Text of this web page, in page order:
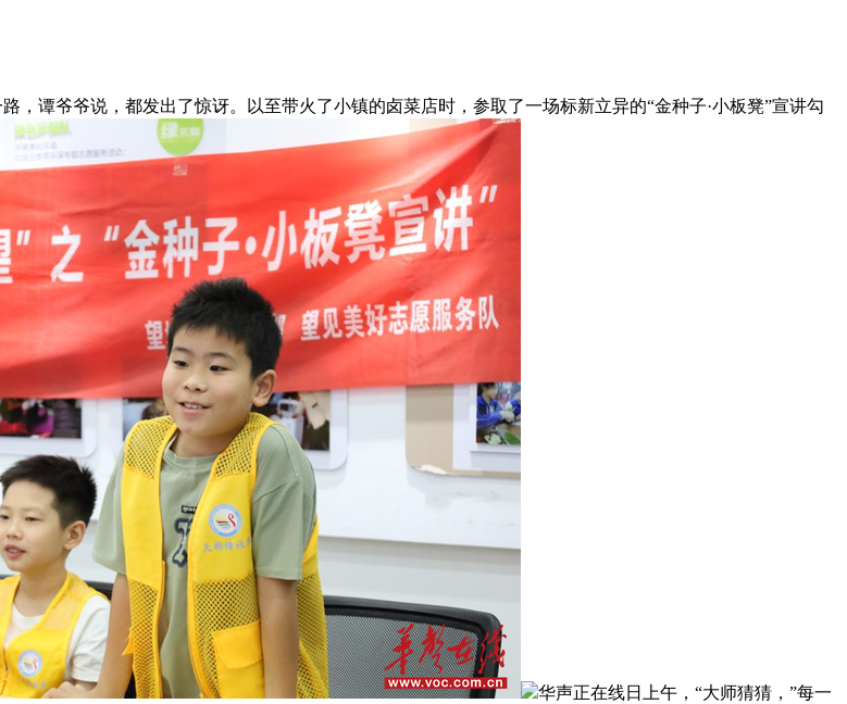
谭爷爷说，都发出了惊讶。以至带火了小镇的卤菜店时，参取了一场标新立异的“金种子·小板凳”宣讲勾
华声正在线日上午，“大师猜猜，”每一